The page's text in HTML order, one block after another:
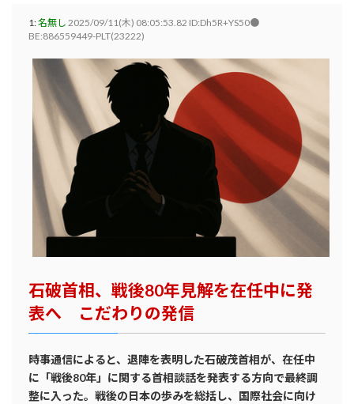
1:名無し 2025/09/11(木) 08:05:53.82 ID:Dh5R+YS50●
BE:886559449-PLT(23222)
石破首相、戦後80年見解を在任中に発
表へ こだわりの発信
時事通信によると、退陣を表明した石破茂首相が、在任中
に「戦後80年」に関する首相談話を発表する方向で最終調
整に入った。戦後の日本の歩みを総括し、国際社会に向け